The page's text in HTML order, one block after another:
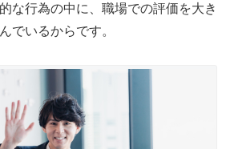
な行為の中に、職場での評価を大き
でいるからです。